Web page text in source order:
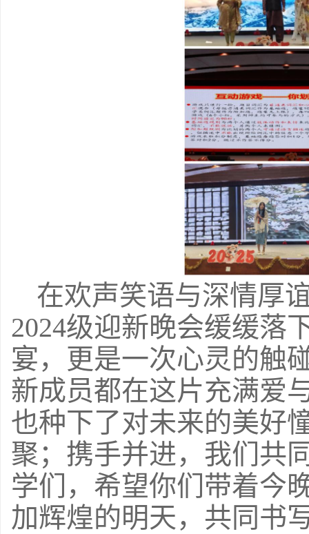
在欢声笑语与深情厚
2024级迎新晚会缓缓落
宴，更是一次心灵的触
新成员都在这片充满爱
也种下了对未来的美好
聚；携手并进，我们共
学们，希望你们带着今
加辉煌的明天，共同书